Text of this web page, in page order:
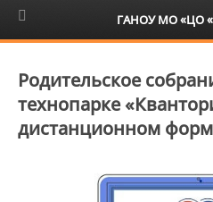
6+
Родительское
технопарке
дистанционном
ГАНОУ МО «ЦО